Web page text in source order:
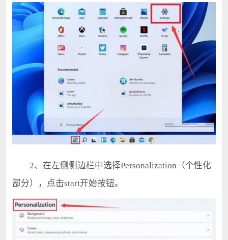
2、在左侧侧边栏中选择Personalization（个性化
部分），点击start开始按钮。